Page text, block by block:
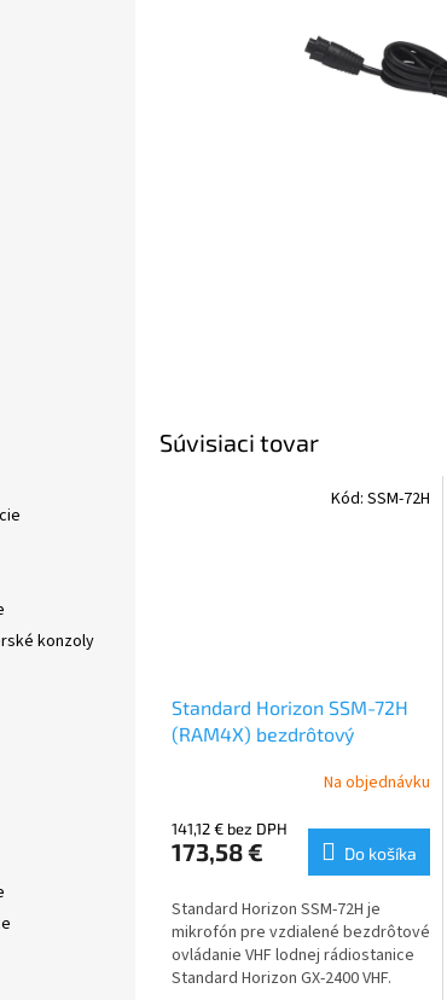
konzoly
Súvisiaci tovar
Standard Horizon SSM-72H
(RAM4X) bezdrôtový
ovládania pre GX-2400Na objednávku
141,12 € bez DPH
173,58 € Do košíka
Standard Horizon SSM-72H je
mikrofón pre vzdialené bezdrôtové
ovládanie VHF lodnej rádiostanice
Standard Horizon GX-2400 VHF.
Kód:SSM-72H